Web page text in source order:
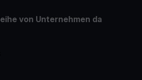
von Unternehmen da